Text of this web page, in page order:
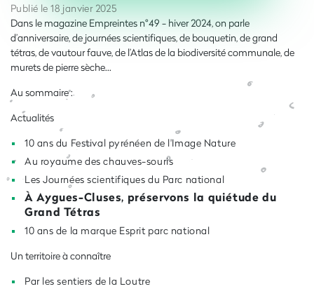
Publié le 18 janvier 2025
Dans le magazine Empreintes n°49 - hiver 2024, on parle
d’anniversaire, de journées scientifiques, de bouquetin, de grand
tétras, de vautour fauve, de l’Atlas de la biodiversité communale, de
murets de pierre sèche...
Au sommaire :
Actualités
10 ans du Festival pyrénéen de l'Image Nature
Au royaume des chauves-souris
Les Journées scientifiques du Parc national
À Aygues-Cluses, préservons la quiétude du
Grand Tétras
10 ans de la marque Esprit parc national
Un territoire à connaître
Par les sentiers de la Loutre